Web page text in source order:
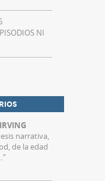
NI
narrativa,
de la edad
”